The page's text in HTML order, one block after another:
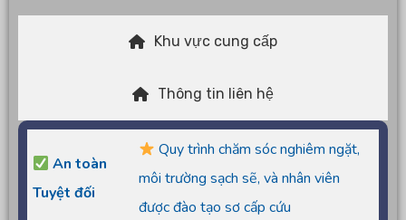
Khu vực cung cấp
Thông tin liên hệ
An toàn
Tuyệt đối
Quy trình chăm sóc nghiêm ngặt,
môi trường sạch sẽ, và nhân viên
được đào tạo sơ cấp cứu